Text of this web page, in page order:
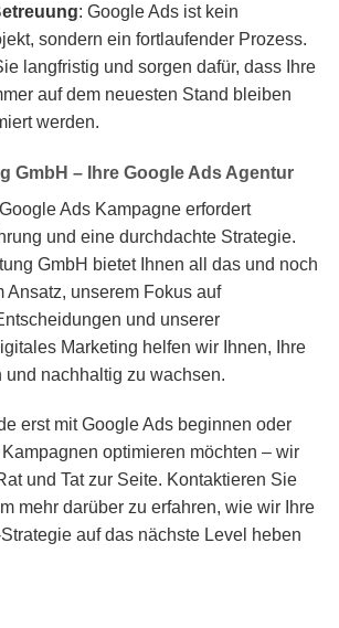
: Google Ads ist kein
sondern ein fortlaufender Prozess.
langfristig und sorgen dafür, dass Ihre
auf dem neuesten Stand bleiben
werden.
GmbH – Ihre Google Ads Agentur
Ads Kampagne erfordert
und eine durchdachte Strategie.
GmbH bietet Ihnen all das und noch
Ansatz, unserem Fokus auf
und unserer
Marketing helfen wir Ihnen, Ihre
nachhaltig zu wachsen.
erst mit Google Ads beginnen oder
Kampagnen optimieren möchten – wir
und Tat zur Seite. Kontaktieren Sie
mehr darüber zu erfahren, wie wir Ihre
auf das nächste Level heben